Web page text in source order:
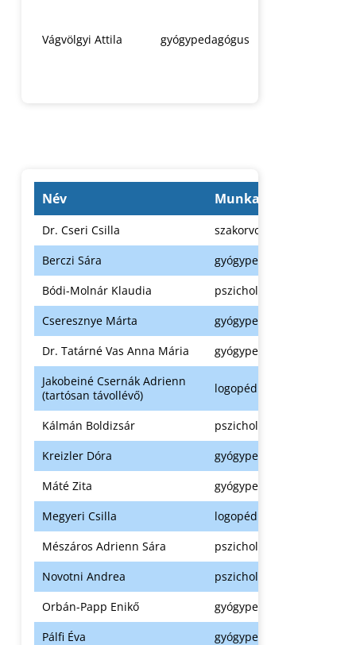
Vágvölgyi Attila gyógypedagógus
Név Munkakör
Dr. Cseri Csilla szakorvos
Berczi Sára gyógypedagógus
Bódi-Molnár Klaudia pszichológus
Cseresznye Márta gyógypedagógus
Dr. Tatárné Vas Anna Mária gyógypedagógus
Jakobeiné Csernák Adrienn
(tartósan távollévő)
logopédus
Kálmán Boldizsár pszichológus
Kreizler Dóra gyógypedagógus
Máté Zita gyógypedagógus
Megyeri Csilla logopédus
Mészáros Adrienn Sára pszichológus
Novotni Andrea pszichológus
Orbán-Papp Enikő gyógypedagógus
Pálfi Éva gyógypedagógus